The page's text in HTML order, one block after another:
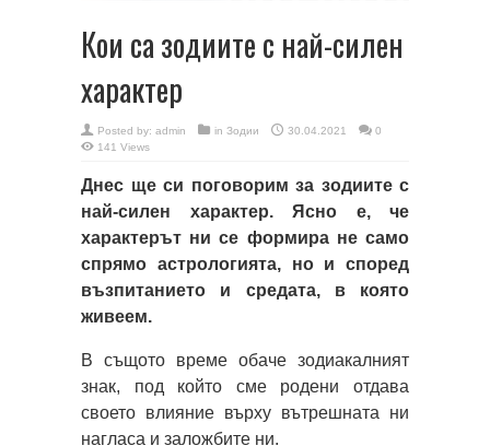
Кои са зодиите с най-силен
характер
Posted by: admin in Зодии 30.04.2021
0
141 Views
Днес ще си поговорим за зодиите с
най-силен характер. Ясно е, че
характерът ни се формира не само
спрямо астрологията, но и според
възпитанието и средата, в която
живеем.
В същото време обаче зодиакалният
знак, под който сме родени отдава
своето влияние върху вътрешната ни
нагласа и заложбите ни.